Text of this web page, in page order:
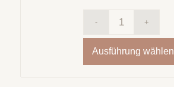
Ausführung wählen